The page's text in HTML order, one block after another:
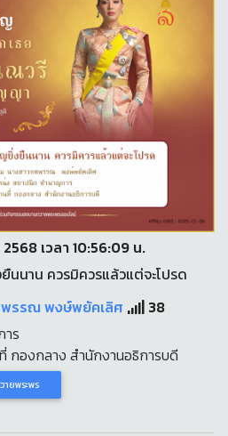
เวลา 10:56:09 น.
นนาน ควรมิควรแล้วแต่จะโปรด
พรรณ พงษ์พยัคเลิศ
38
ร
กองกลาง สำนักงานอธิการบดี
ยพระพร